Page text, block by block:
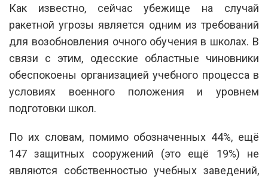
Как известно, сейчас убежище на случай
ракетной угрозы является одним из требований
для возобновления очного обучения в школах. В
связи с этим, одесские областные чиновники
обеспокоены организацией учебного процесса в
условиях военного положения и уровнем
подготовки школ.
По их словам, помимо обозначенных 44%, ещё
147 защитных сооружений (это ещё 19%) не
являются собственностью учебных заведений,